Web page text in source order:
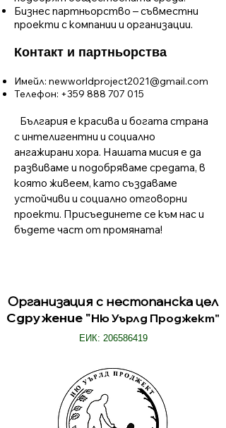
Бизнес партньорство – съвместни
проекти с компании и организации.
Контакт и партньорства
Имейл: newworldproject2021@gmail.com
Телефон: +359 888 707 015
България е красива и богата страна
с интелигентни и социално
ангажирани хора. Нашата мисия е да
развиваме и подобряваме средата, в
която живеем, като създаваме
устойчиви и социално отговорни
проекти. Присъединете се към нас и
бъдете част от промяната!
Организация с нестопанска цел
Сдружение "Ню Уърлд Проджект"
ЕИК: 206586419